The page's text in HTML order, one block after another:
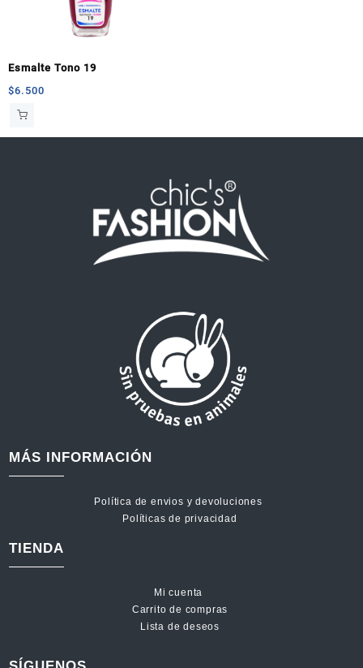
Esmalte Tono 19
$6.500
MÁS INFORMACIÓN
Política de envios y devoluciones
Políticas de privacidad
TIENDA
Mi cuenta
Carrito de compras
Lista de deseos